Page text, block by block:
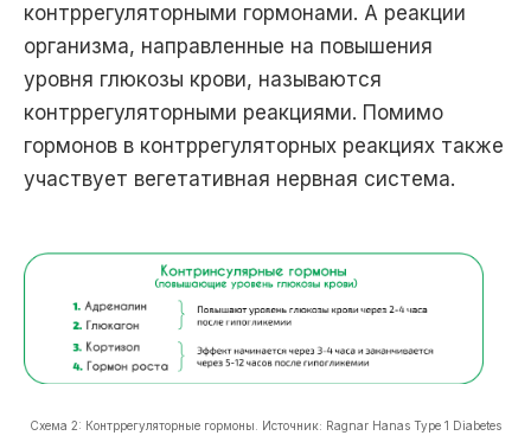
контррегуляторными гормонами. А реакции
организма, направленные на повышения
уровня глюкозы крови, называются
контррегуляторными реакциями. Помимо
гормонов в контррегуляторных реакциях также
участвует вегетативная нервная система.
Схема 2: Контррегуляторные гормоны. Источник: Ragnar Hanas Type 1 Diabetes